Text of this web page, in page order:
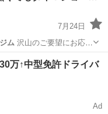
7月24日
ム
ボクシング
万↑中型免許ドライバ
Ad